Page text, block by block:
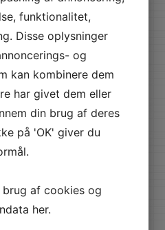
hjemme, når vi kommer
mulighed for at koble
funktionalitet,
Disse oplysninger
og
kan kombinere dem
har givet dem eller
din brug af deres
på 'OK' giver du
af cookies og
her.